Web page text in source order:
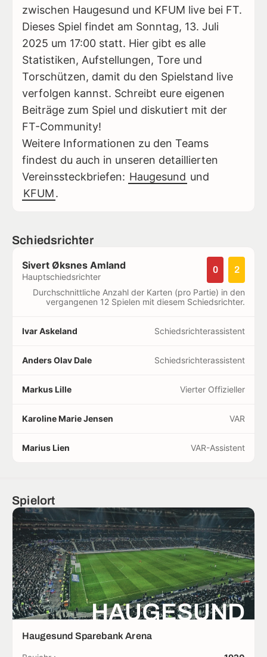
zwischen Haugesund und KFUM live bei FT.
Dieses Spiel findet am Sonntag, 13. Juli
2025 um 17:00 statt. Hier gibt es alle
Statistiken, Aufstellungen, Tore und
Torschützen, damit du den Spielstand live
verfolgen kannst. Schreibt eure eigenen
Beiträge zum Spiel und diskutiert mit der
FT-Community!
Weitere Informationen zu den Teams
findest du auch in unseren detaillierten
Vereinssteckbriefen: Haugesund und
KFUM.
Schiedsrichter
Sivert Øksnes Amland
Hauptschiedsrichter
0 2
Durchschnittliche Anzahl der Karten (pro Partie) in den
vergangenen 12 Spielen mit diesem Schiedsrichter.
Ivar Askeland Schiedsrichterassistent
Anders Olav Dale Schiedsrichterassistent
Markus Lille Vierter Offizieller
Karoline Marie Jensen VAR
Marius Lien VAR-Assistent
Spielort
HAUGESUND
Haugesund Sparebank Arena